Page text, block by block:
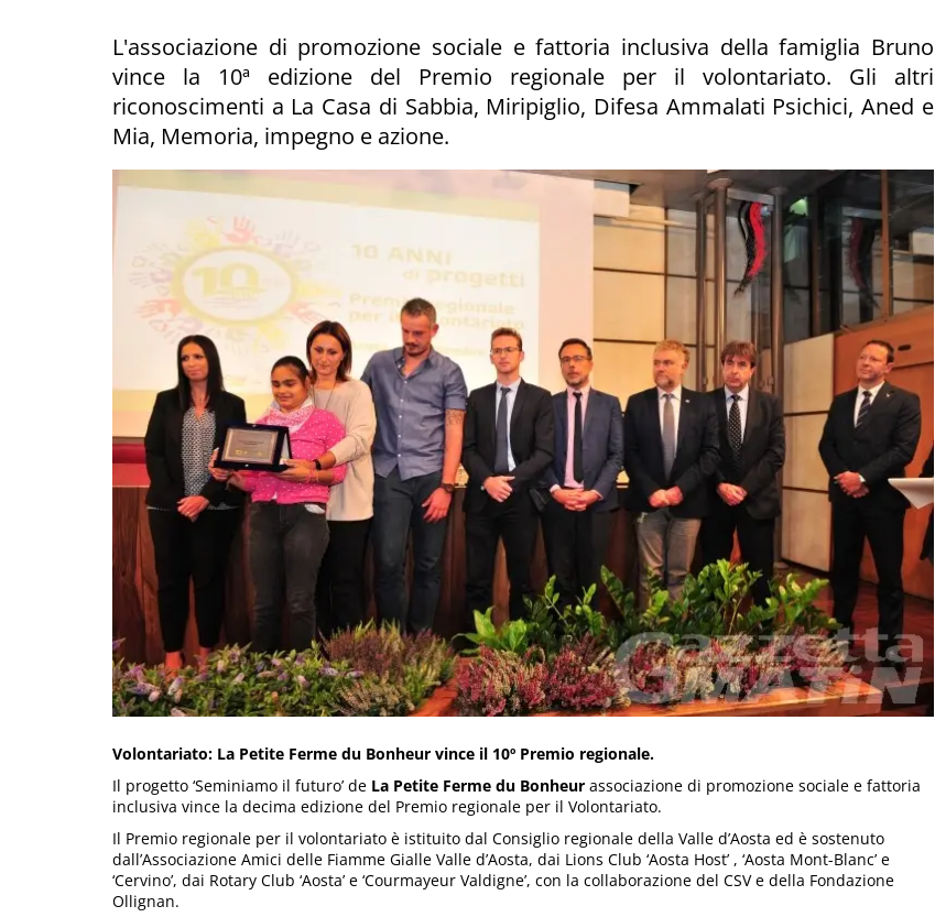
L'associazione di promozione sociale e fattoria inclusiva della famiglia Bruno
vince la 10ª edizione del Premio regionale per il volontariato. Gli altri
riconoscimenti a La Casa di Sabbia, Miripiglio, Difesa Ammalati Psichici, Aned e
Mia, Memoria, impegno e azione.
Volontariato: La Petite Ferme du Bonheur vince il 10º Premio regionale.
Il progetto ‘Seminiamo il futuro’ de La Petite Ferme du Bonheur associazione di promozione sociale e fattoria
inclusiva vince la decima edizione del Premio regionale per il Volontariato.
Il Premio regionale per il volontariato è istituito dal Consiglio regionale della Valle d’Aosta ed è sostenuto
dall’Associazione Amici delle Fiamme Gialle Valle d’Aosta, dai Lions Club ‘Aosta Host’ , ‘Aosta Mont-Blanc’ e
‘Cervino’, dai Rotary Club ‘Aosta’ e ‘Courmayeur Valdigne’, con la collaborazione del CSV e della Fondazione
Ollignan.